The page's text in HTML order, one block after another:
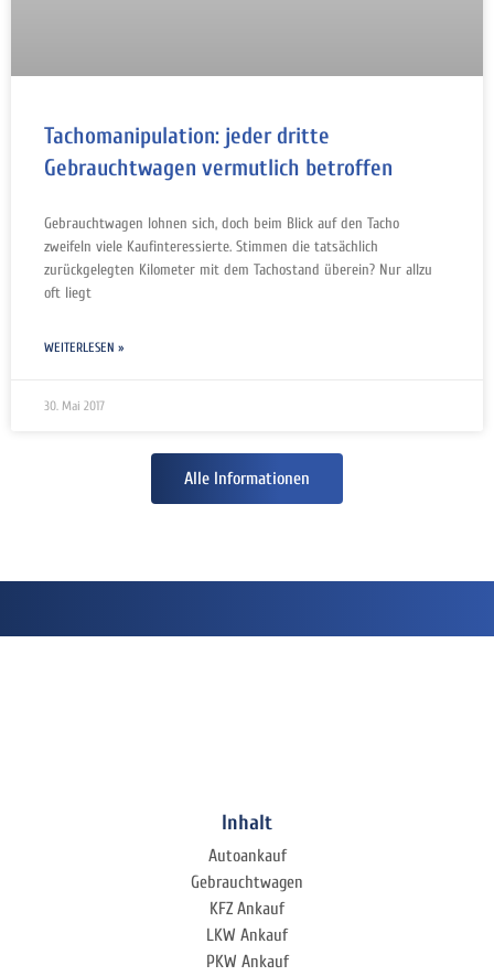
Tachomanipulation: jeder dritte
Gebrauchtwagen vermutlich betroffen
Gebrauchtwagen lohnen sich, doch beim Blick auf den Tacho
zweifeln viele Kaufinteressierte. Stimmen die tatsächlich
zurückgelegten Kilometer mit dem Tachostand überein? Nur allzu
oft liegt
WEITERLESEN »
30. Mai 2017
Alle Informationen
Inhalt
Autoankauf
Gebrauchtwagen
KFZ Ankauf
LKW Ankauf
PKW Ankauf